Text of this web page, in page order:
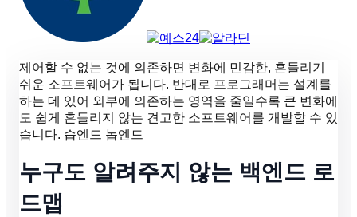
제어할 수 없는 것에 의존하면 변화에 민감한, 흔들리기
쉬운 소프트웨어가 됩니다. 반대로 프로그래머는 설계를
하는 데 있어 외부에 의존하는 영역을 줄일수록 큰 변화에
도 쉽게 흔들리지 않는 견고한 소프트웨어를 개발할 수 있
습니다. 습엔드 놉엔드
누구도 알려주지 않는 백엔드 로
드맵